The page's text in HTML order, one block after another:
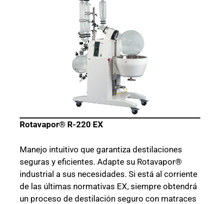
Rotavapor® R-220 EX
Manejo intuitivo que garantiza destilaciones
seguras y eficientes. Adapte su Rotavapor®
industrial a sus necesidades. Si está al corriente
de las últimas normativas EX, siempre obtendrá
un proceso de destilación seguro con matraces